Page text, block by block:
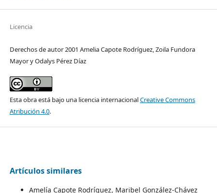
Licencia
Derechos de autor 2001 Amelia Capote Rodríguez, Zoila Fundora
Mayor y Odalys Pérez Díaz
Esta obra está bajo una licencia internacionalCreative Commons
Atribución 4.0.
Artículos similares
Amelía Capote Rodríguez, Maribel González-Chávez